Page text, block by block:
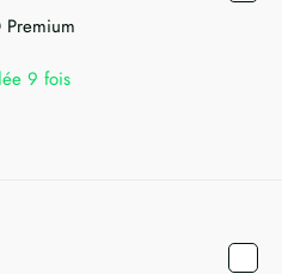
Premium
9 fois